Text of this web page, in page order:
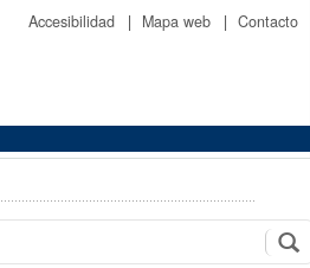
Accesibilidad | Mapa web | Contacto